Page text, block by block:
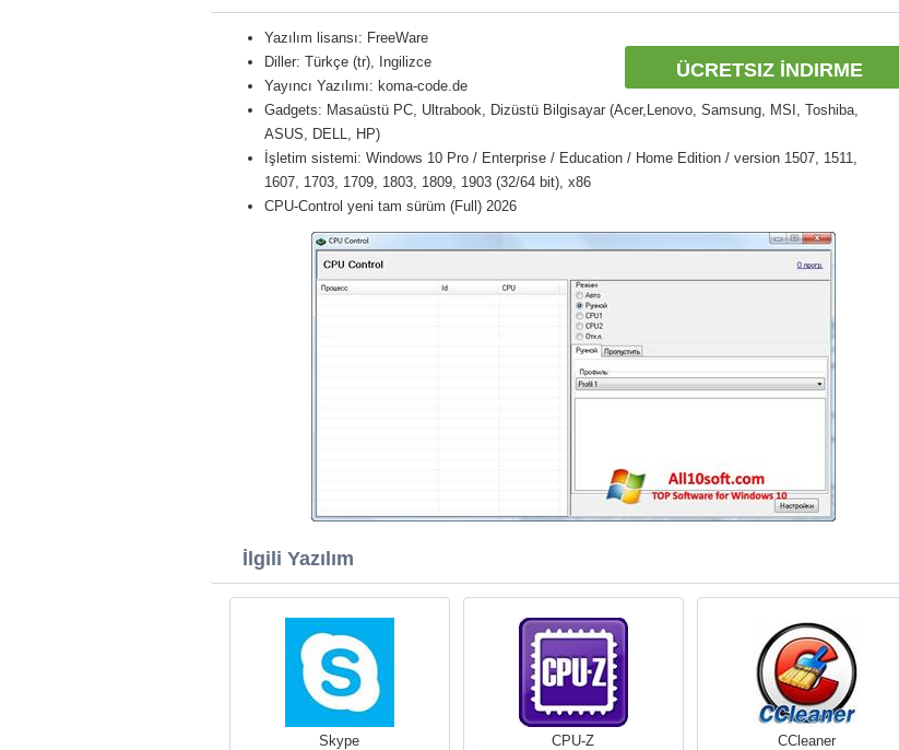
ÜCRETSIZ İNDIRME
Yazılım lisansı: FreeWare
Diller: Türkçe (tr), Ingilizce
Yayıncı Yazılımı: koma-code.de
Gadgets: Masaüstü PC, Ultrabook, Dizüstü Bilgisayar (Acer,Lenovo, Samsung, MSI, Toshiba,
ASUS, DELL, HP)
İşletim sistemi: Windows 10 Pro / Enterprise / Education / Home Edition / version 1507, 1511,
1607, 1703, 1709, 1803, 1809, 1903 (32/64 bit), x86
CPU-Control yeni tam sürüm (Full) 2026
İlgili Yazılım
Skype CPU-Z CCleaner